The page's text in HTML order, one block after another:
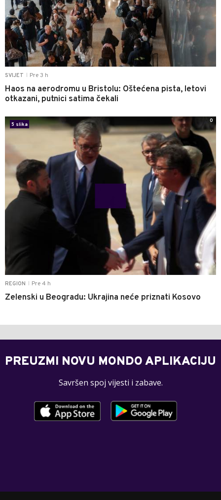
SVIJET Pre 3 h
Haos na aerodromu u Bristolu: Oštećena pista, letovi
otkazani, putnici satima čekali
REGION Pre 4 h
Zelenski u Beogradu: Ukrajina neće priznati Kosovo
5 slika
0
PREUZMI NOVU MONDO APLIKACIJU
Savršen spoj vijesti i zabave.